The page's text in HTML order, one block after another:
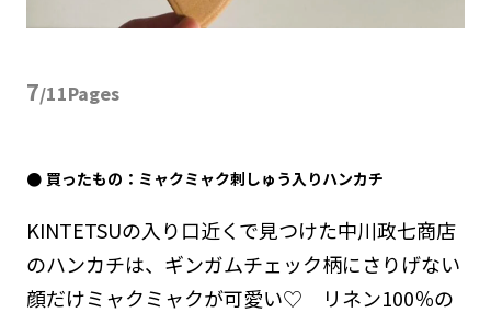
7/11Pages
買ったもの：ミャクミャク刺しゅう入りハンカチ
KINTETSUの入り口近くで見つけた中川政七商店
のハンカチは、ギンガムチェック柄にさりげない
顔だけミャクミャクが可愛い♡ リネン100％の